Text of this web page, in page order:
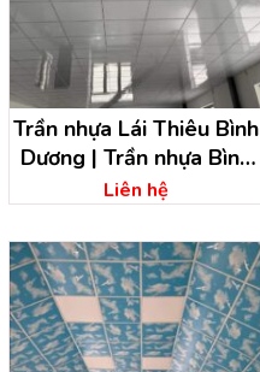
Trần nhựa Lái Thiêu Bình
Dương | Trần nhựa Bình
Dương
Liên hệ